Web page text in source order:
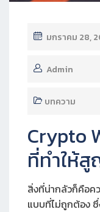
มกราคม 28,
Admin
บทความ
Crypto
ที่ทำให้สู
สิ่งที่น่ากลัวก็คือค
แบบที่ไม่ถูกต้อง